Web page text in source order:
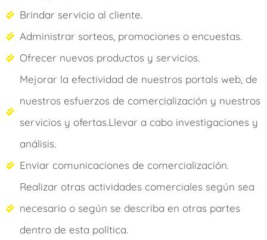
Brindar servicio al cliente.
Administrar sorteos, promociones o encuestas.
Ofrecer nuevos productos y servicios.
Mejorar la efectividad de nuestros portals web, de
nuestros esfuerzos de comercialización y nuestros
servicios y ofertas.Llevar a cabo investigaciones y
análisis.
Enviar comunicaciones de comercialización.
Realizar otras actividades comerciales según sea
necesario o según se describa en otras partes
dentro de esta política.